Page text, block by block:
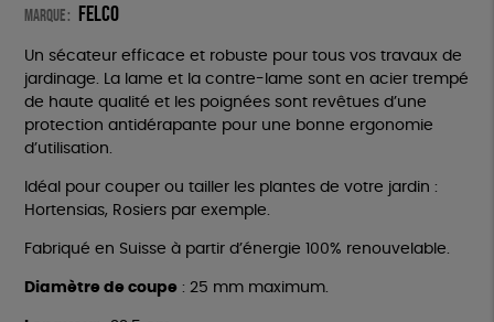
Marque : Felco
Un sécateur efficace et robuste pour tous vos travaux de
jardinage. La lame et la contre-lame sont en acier trempé
de haute qualité et les poignées sont revêtues d’une
protection antidérapante pour une bonne ergonomie
d’utilisation.
Idéal pour couper ou tailler les plantes de votre jardin :
Hortensias, Rosiers par exemple.
Fabriqué en Suisse à partir d’énergie 100% renouvelable.
Diamètre de coupe: 25 mm maximum.